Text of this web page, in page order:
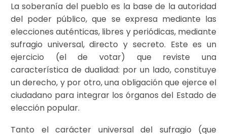
La soberanía del pueblo es la base de la autoridad
del poder público, que se expresa mediante las
elecciones auténticas, libres y periódicas, mediante
sufragio universal, directo y secreto. Este es un
ejercicio (el de votar) que reviste una
característica de dualidad: por un lado, constituye
un derecho, y por otro, una obligación que ejerce el
ciudadano para integrar los órganos del Estado de
elección popular.
Tanto el carácter universal del sufragio (que